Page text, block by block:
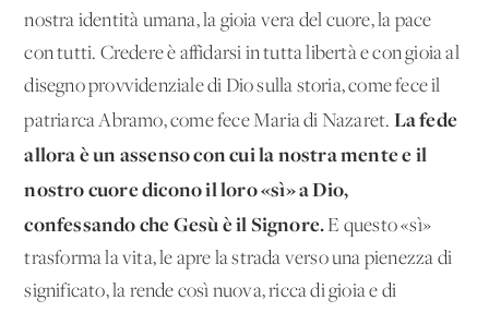
nostra identità umana, la gioia vera del cuore, la pace
con tutti. Credere è affidarsi in tutta libertà e con gioia al
disegno provvidenziale di Dio sulla storia, come fece il
patriarca Abramo, come fece Maria di Nazaret. La fede
allora è un assenso con cui la nostra mente e il
nostro cuore dicono il loro «sì» a Dio,
confessando che Gesù è il Signore.E questo «sì»
trasforma la vita, le apre la strada verso una pienezza di
significato, la rende così nuova, ricca di gioia e di